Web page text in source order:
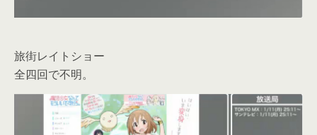
旅街レイトショー
全四回で不明。